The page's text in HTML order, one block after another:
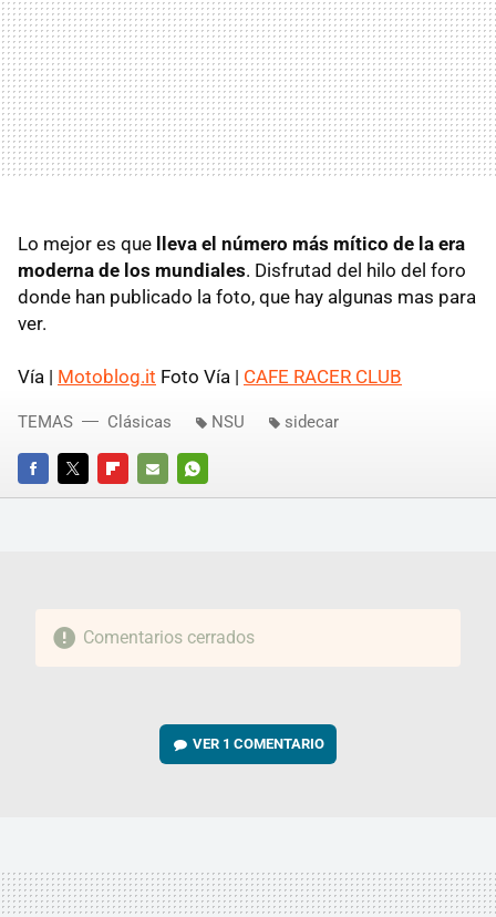
Lo mejor es que
lleva el número más mítico de la era
moderna de los mundiales. Disfrutad del hilo del foro
donde han publicado la foto, que hay algunas mas para
ver.
Vía | Motoblog.it Foto Vía | CAFE RACER CLUB
FACEBOOKTWITTERFLIPBOARD
E-
WHATSAPP
TEMAS Clásicas NSU sidecar
Comentarios cerrados
VER 1 COMENTARIO